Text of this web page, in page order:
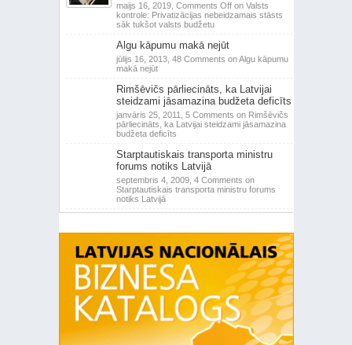
maijs 16, 2019, Comments Offon Valsts
kontrole: Privatizācijas nebeidzamais stāsts
sāk tukšot valsts budžetu
Algu kāpumu makā nejūt
jūlijs 16, 2013, 48 Comments on Algu kāpumu
makā nejūt
Rimšēvičs pārliecināts, ka Latvijai
steidzami jāsamazina budžeta deficīts
janvāris 25, 2011, 5 Comments on Rimšēvičs
pārliecināts, ka Latvijai steidzami jāsamazina
budžeta deficīts
Starptautiskais transporta ministru
forums notiks Latvijā
septembris 4, 2009, 4 Comments on
Starptautiskais transporta ministru forums
notiks Latvijā